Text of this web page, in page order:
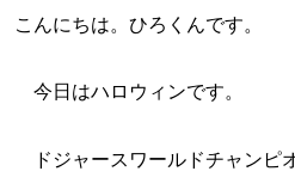
こんにちは。ひろくんです。
今日はハロウィンです。
ドジャースワールドチャンピ